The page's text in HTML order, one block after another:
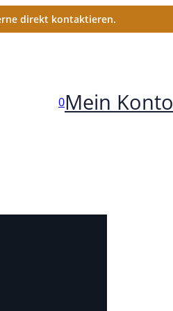
direkt kontaktieren.
0Mein Konto